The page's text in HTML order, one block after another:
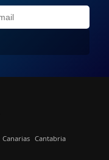
Canarias Cantabria